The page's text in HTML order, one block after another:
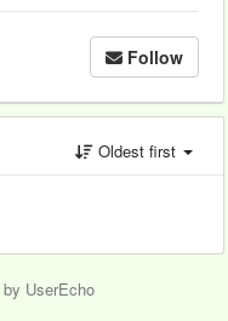
Follow
Oldest first
by UserEcho